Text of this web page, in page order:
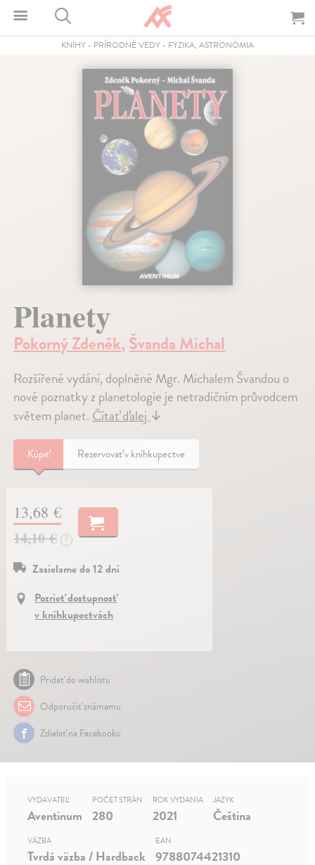
KNIHY - PRÍRODNÉ VEDY - FYZIKA, ASTRONÓMIA
Planety
Pokorný Zdeněk,Švanda Michal
Rozšířené vydání, doplněné Mgr. Michalem Švandou o
nové poznatky z planetologie je netradičním průvodcem
světem planet. Čítať ďalej ↓
Kúpiť Rezervovať v kníhkupectve
13,68 €
14,10 €
?
Zasielame do 12 dní
Pozrieť dostupnosť
v kníhkupectvách
Pridať do wishlistu
Odporučiť známemu
Zdielať na Facebooku
VYDAVATEĽ
Aventinum
POČET STRÁN
280
ROK VYDANIA
2021
JAZYK
Čeština
VÄZBA
Tvrdá väzba / Hardback
EAN
9788074421310